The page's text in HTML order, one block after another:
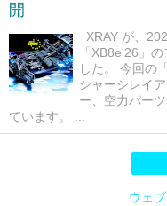
開
XRAY が、
「XB8e'26」
した。 今回の
シャーシレイ
ー、空力パー
ています。 ...
ウェ